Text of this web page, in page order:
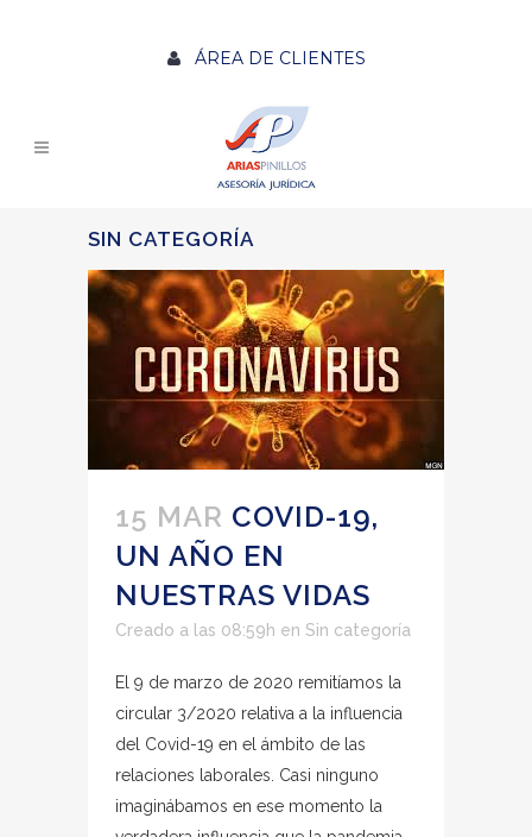
ÁREA DE CLIENTES
SIN CATEGORÍA
15 MAR COVID-19,
UN AÑO EN
NUESTRAS VIDAS
Creado a las 08:59h en Sin categoría
El 9 de marzo de 2020 remitíamos la
circular 3/2020 relativa a la influencia
del Covid-19 en el ámbito de las
relaciones laborales. Casi ninguno
imaginábamos en ese momento la